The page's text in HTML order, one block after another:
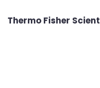
Thermo Fisher